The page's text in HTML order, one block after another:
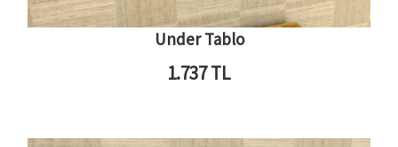
Under Tablo
1.737TL